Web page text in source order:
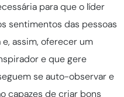
para que o líder
sentimentos das pessoas
assim, oferecer um
e que gere
se auto-observar e
capazes de criar bons